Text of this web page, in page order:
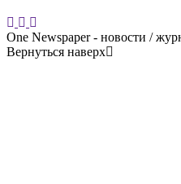
One Newspaper - новости /
Вернуться наверх